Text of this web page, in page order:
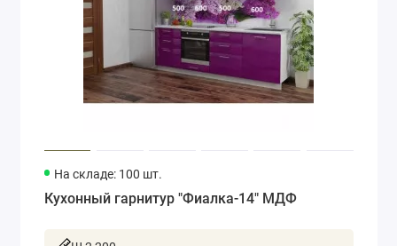
На складе: 100 шт.
Кухонный гарнитур "Фиалка-14" МДФ